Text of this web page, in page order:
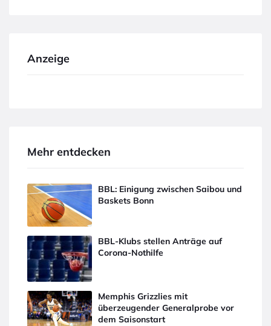
Anzeige
Mehr entdecken
BBL: Einigung zwischen Saibou und
Baskets Bonn
BBL-Klubs stellen Anträge auf
Corona-Nothilfe
Memphis Grizzlies mit
überzeugender Generalprobe vor
dem Saisonstart